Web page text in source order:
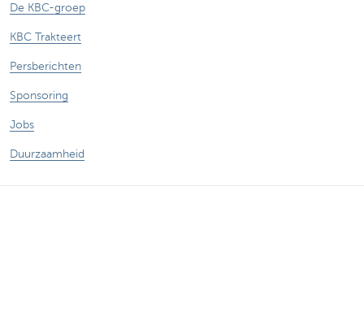
De KBC-groep
KBC Trakteert
Persberichten
Sponsoring
Jobs
Duurzaamheid